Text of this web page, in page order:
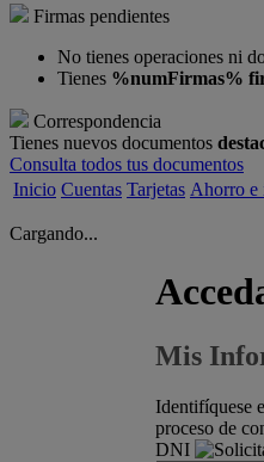
Firmas pendientes
No tienes operaciones ni
Tienes %numFirmas%
Correspondencia
Tienes nuevos documentos
Consulta todos tus documentos
Inicio Cuentas Tarjetas Ahorro e
Cargando...
Mis
Identifíquese
proceso de
DNI